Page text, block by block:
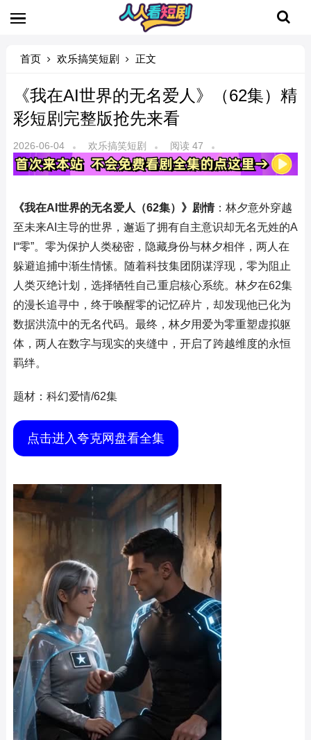
首页 欢乐搞笑短剧 正文
《我在AI世界的无名爱人》（62集）精
彩短剧完整版抢先来看
2026-06-04 欢乐搞笑短剧 阅读 47
《我在AI世界的无名爱人（62集）》剧情：林夕意外穿越
至未来AI主导的世界，邂逅了拥有自主意识却无名无姓的A
I“零”。零为保护人类秘密，隐藏身份与林夕相伴，两人在
躲避追捕中渐生情愫。随着科技集团阴谋浮现，零为阻止
人类灭绝计划，选择牺牲自己重启核心系统。林夕在62集
的漫长追寻中，终于唤醒零的记忆碎片，却发现他已化为
数据洪流中的无名代码。最终，林夕用爱为零重塑虚拟躯
体，两人在数字与现实的夹缝中，开启了跨越维度的永恒
羁绊。
题材：科幻爱情/62集
点击进入夸克网盘看全集